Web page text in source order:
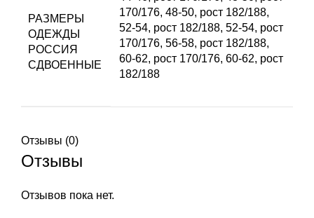
РАЗМЕРЫ
ОДЕЖДЫ
РОССИЯ
СДВОЕННЫЕ
170/176, 48-50, рост 182/188,
52-54, рост 182/188, 52-54, рост
170/176, 56-58, рост 182/188,
60-62, рост 170/176, 60-62, рост
182/188
Отзывы (0)
Отзывы
Отзывов пока нет.